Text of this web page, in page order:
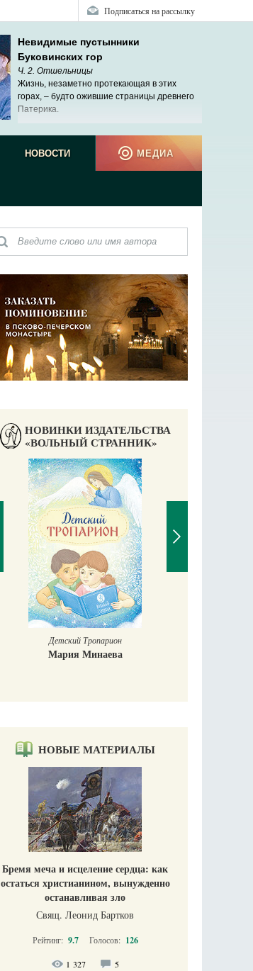
Подписаться на рассылку
Невидимые пустынники
Буковинских гор
Ч. 2. Отшельницы
Жизнь, незаметно протекающая в этих
горах, – будто ожившие страницы древнего
Патерика.
НОВОСТИ МЕДИА
НОВИНКИ ИЗДАТЕЛЬСТВА
«ВОЛЬНЫЙ СТРАННИК»
Притчи о добродетелях. Сценарий
музыкального спектакля
НОВЫЕ МАТЕРИАЛЫ
Бремя меча и исцеление сердца: как
остаться христианином, вынужденно
останавливая зло
Свящ. Леонид Бартков
Рейтинг: 9.7 Голосов: 126
1 327 5